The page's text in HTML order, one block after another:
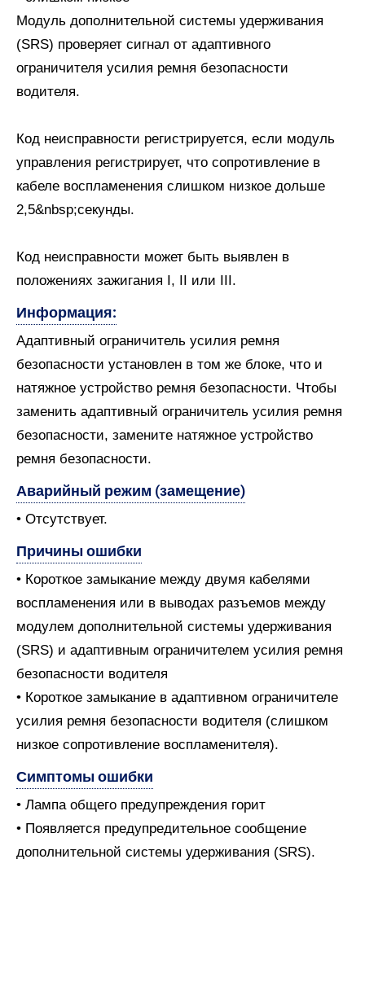
Модуль дополнительной системы удерживания
(SRS) проверяет сигнал от адаптивного
ограничителя усилия ремня безопасности
водителя.
Код неисправности регистрируется, если модуль
управления регистрирует, что сопротивление в
кабеле воспламенения слишком низкое дольше
2,5&nbsp;секунды.
Код неисправности может быть выявлен в
положениях зажигания I, II или III.
Информация:
Адаптивный ограничитель усилия ремня
безопасности установлен в том же блоке, что и
натяжное устройство ремня безопасности. Чтобы
заменить адаптивный ограничитель усилия ремня
безопасности, замените натяжное устройство
ремня безопасности.
Аварийный режим (замещение)
• Отсутствует.
Причины ошибки
• Короткое замыкание между двумя кабелями
воспламенения или в выводах разъемов между
модулем дополнительной системы удерживания
(SRS) и адаптивным ограничителем усилия ремня
безопасности водителя
• Короткое замыкание в адаптивном ограничителе
усилия ремня безопасности водителя (слишком
низкое сопротивление воспламенителя).
Симптомы ошибки
• Лампа общего предупреждения горит
• Появляется предупредительное сообщение
дополнительной системы удерживания (SRS).